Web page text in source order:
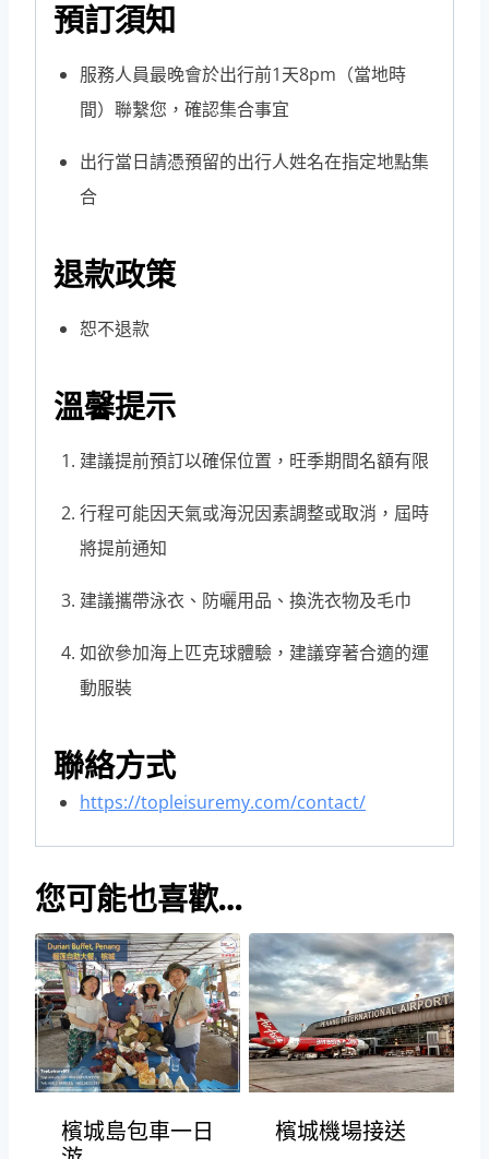
預訂須知
服務人員最晚會於出行前1天8pm（當地時
間）聯繫您，確認集合事宜
出行當日請憑預留的出行人姓名在指定地點集
合
退款政策
恕不退款
溫馨提示
建議提前預訂以確保位置，旺季期間名額有限
行程可能因天氣或海況因素調整或取消，屆時
將提前通知
建議攜帶泳衣、防曬用品、換洗衣物及毛巾
如欲參加海上匹克球體驗，建議穿著合適的運
動服裝
聯絡方式
https://topleisuremy.com/contact/
您可能也喜歡…
檳城島包車一日
檳城機場接送